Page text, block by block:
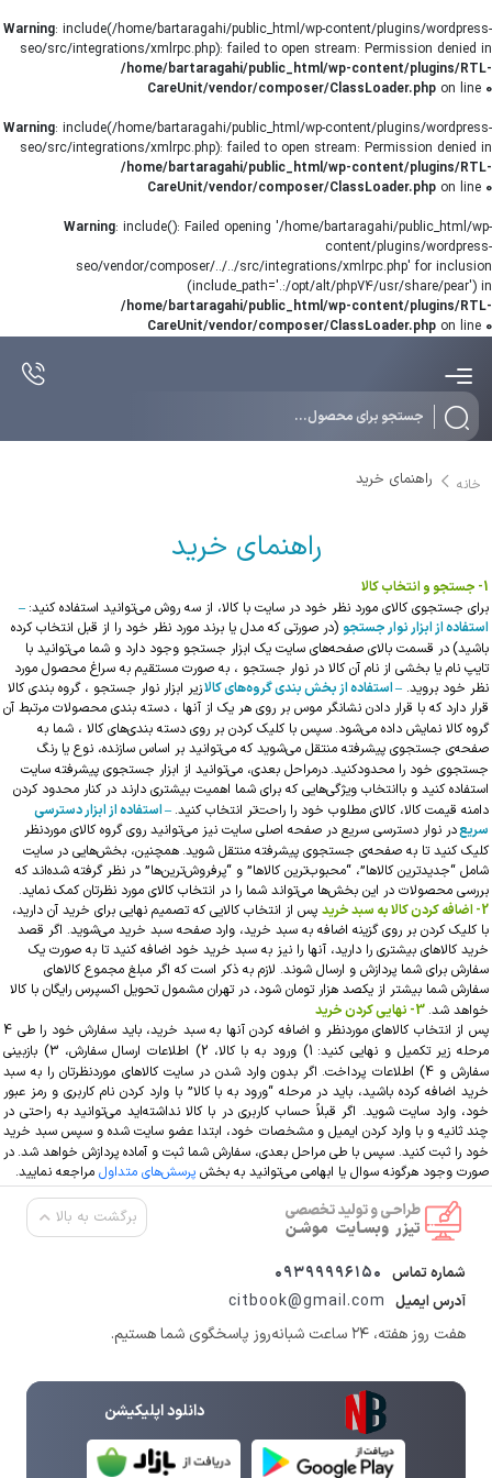
Warning: include(/home/bartaragahi/public_html/wp-content/plugins/wordpress-
seo/src/integrations/xmlrpc.php): failed to open stream: Permission denied in
/home/bartaragahi/public_html/wp-content/plugins/RTL-
CareUnit/vendor/composer/ClassLoader.php on line 0
Warning: include(/home/bartaragahi/public_html/wp-content/plugins/wordpress-
seo/src/integrations/xmlrpc.php): failed to open stream: Permission denied in
/home/bartaragahi/public_html/wp-content/plugins/RTL-
CareUnit/vendor/composer/ClassLoader.php on line 0
Warning: include(): Failed opening '/home/bartaragahi/public_html/wp-
content/plugins/wordpress-
seo/vendor/composer/../../src/integrations/xmlrpc.php' for inclusion
(include_path='.:/opt/alt/php74/usr/share/pear') in
/home/bartaragahi/public_html/wp-content/plugins/RTL-
CareUnit/vendor/composer/ClassLoader.php on line 0
خانه راهنمای خرید
راهنمای خرید
1- جستجو و انتخاب کالا
برای جستجوی کالای مورد نظر خود در سایت با کالا، از سه روش می‏‌توانید استفاده کنید: –
استفاده از ابزار نوار جستجو (در صورتی که مدل یا برند مورد نظر خود را از قبل انتخاب کرده
باشید)در قسمت بالای صفحه‌های سایت یک ابزار جستجو وجود دارد و شما می‌‏توانید با
تایپ نام یا بخشی از نام آن کالا در نوار جستجو ، به صورت مستقیم به سراغ محصول مورد
نظر خود بروید. – استفاده از بخش بندی گروه‌های کالازیر ابزار نوار جستجو ، گروه بندی کالا
قرار دارد که با قرار دادن نشان‏گر موس بر روی هر یک از آنها ، دسته بندی محصولات مرتبط آن
گروه کالا نمایش داده می‌‏‏شود. سپس با کلیک کردن بر روی دسته بندی‏‏‌های کالا ، شما به
صفحه‌ی جستجوی پیشرفته منتقل می‌شوید که می‌‏‏توانید بر اساس سازنده، نوع یا رنگ
جستجوی خود را محدودکنید. درمراحل بعدی، می‌‏‏توانید از ابزار جستجوی پیشرفته سایت
استفاده کنید و باانتخاب ویژگی‌‏‏هایی که برای شما اهمیت بیشتری دارند در کنار محدود کردن
دامنه قیمت کالا، کالای مطلوب خود را راحت‏‏‌تر انتخاب کنید. – استفاده از ابزار دسترسی
سریعدر نوار دسترسی سریع در صفحه اصلی سایت نیز می‌توانید روی گروه کالای موردنظر
کلیک کنید تا به صفحه‌ی جستجوی پیشرفته منتقل شوید. همچنین، بخش‌‏هایی در سایت
شامل “جدیدترین‏‌ کالاها”، “محبوب‌ترین کالاها” و “پرفروش‏‌ترین‏‌ها” در نظر گرفته شده‌‏‏اند که
بررسی محصولات در این بخش‏‏‌ها می‌‏تواند شما را در انتخاب کالای مورد نظرتان کمک نماید.
2- اضافه کردن کالا به سبد خرید پس از انتخاب کالایی که تصمیم نهایی برای خرید آن دارید،
با کلیک کردن بر روی گزینه اضافه به سبد خرید، وارد صفحه سبد خرید می‌‏شوید. اگر قصد
خرید کالاهای بیشتری را دارید، آنها را نیز به سبد خرید خود اضافه کنید تا به صورت یک
سفارش برای شما پردازش و ارسال شوند. لازم به ذکر است که اگر مبلغ مجموع کالاهای
سفارش‌ شما بیشتر از یکصد هزار تومان شود، در تهران مشمول تحویل اکسپرس رایگان با کالا
خواهد شد. 3- نهایی کردن خرید
پس از انتخاب کالاهای موردنظر و اضافه کردن آنها به سبد خرید، باید سفارش خود را طی 4
مرحله زیر تکمیل و نهایی کنید:
1) ورود به با کالا، 2) اطلاعات ارسال سفارش، 3) بازبینی
سفارش و 4) اطلاعات پرداخت.
اگر بدون وارد شدن در سایت کالاهای موردنظرتان را به سبد
خرید اضافه کرده باشید، باید در مرحله “ورود به با کالا” با وارد کردن نام کاربری و رمز عبور
خود، وارد سایت ‏‌شوید. اگر قبلاً حساب کاربری در با کالا نداشته‌اید می‌‏‏توانید به راحتی در
چند ثانیه و با وارد کردن ایمیل و مشخصات خود، ابتدا عضو سایت شده و سپس سبد خرید
خود را ثبت کنید. سپس با طی مراحل بعدی، سفارش شما ثبت و آماده پردازش خواهد شد. در
صورت وجود هرگونه سوال یا ابهامی می‌توانید به بخش پرسش‌های متداول مراجعه نمایید.
برگشت به بالا
شماره تماس 09399996150
آدرس ایمیل citbook@gmail.com
هفت روز هفته، ۲۴ ساعت شبانه‌روز پاسخگوی شما هستیم.
دانلود اپلیکیشن